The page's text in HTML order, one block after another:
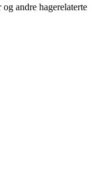
andre hagerelaterte